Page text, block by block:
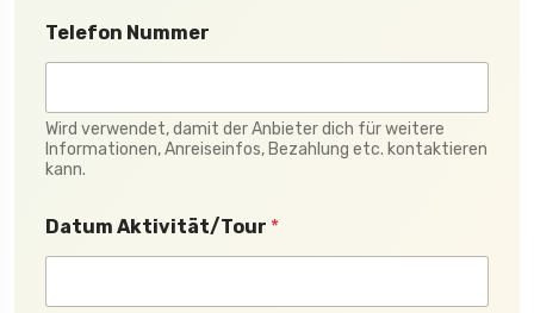
Telefon Nummer
Wird verwendet, damit der Anbieter dich für weitere
Informationen, Anreiseinfos, Bezahlung etc. kontaktieren
kann.
Datum Aktivität/Tour *